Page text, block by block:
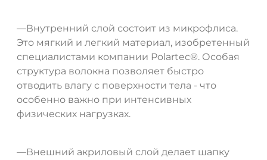
—Внутренний слой состоит из микрофлиса.
Это мягкий и легкий материал, изобретенный
специалистами компании Polartec®. Особая
структура волокна позволяет быстро
отводить влагу с поверхности тела - что
особенно важно при интенсивных
физических нагрузках.
—Внешний акриловый слой делает шапку